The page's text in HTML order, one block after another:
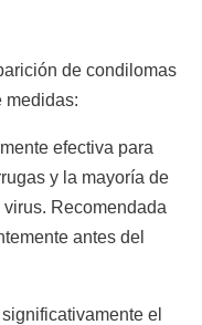
de condilomas
medidas:
efectiva para
y la mayoría de
Recomendada
antes del
el